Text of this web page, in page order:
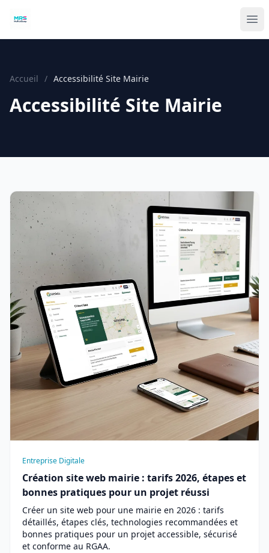
Accueil / Accessibilité Site Mairie
Accessibilité Site Mairie
Entreprise Digitale
Création site web mairie : tarifs 2026, étapes et
bonnes pratiques pour un projet réussi
Créer un site web pour une mairie en 2026 : tarifs
détaillés, étapes clés, technologies recommandées et
bonnes pratiques pour un projet accessible, sécurisé
et conforme au RGAA.